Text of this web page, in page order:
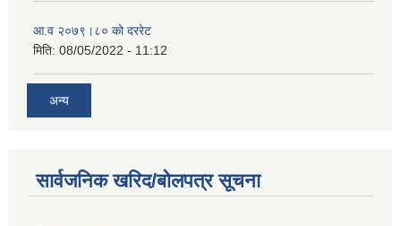
आ.व २०७९।८० काे दररेट
मिति: 08/05/2022 - 11:12
अन्य
सार्वजनिक खरिद/बोलपत्र सूचना